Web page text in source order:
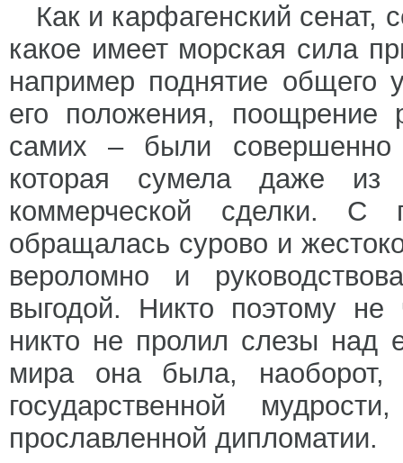
Как и карфагенский сенат,
какое имеет морская сила
например поднятие общего
его положения, поощрение
самих – были совершенно
которая сумела даже из
коммерческой сделки. С
обращалась сурово и
вероломно и
выгодой. Никто поэтому
никто не пролил слезы над
мира она была, наоборот,
государственной
прославленной дипломатии.